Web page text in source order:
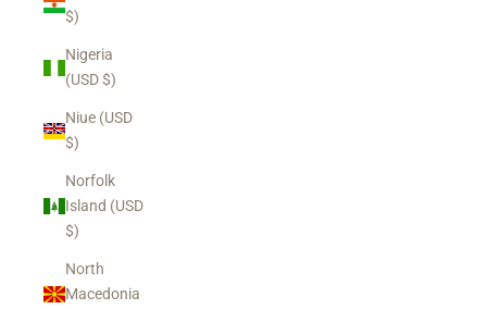
$)
Nigeria
(USD $)
Niue (USD
$)
Norfolk
Island (USD
$)
North
Macedonia